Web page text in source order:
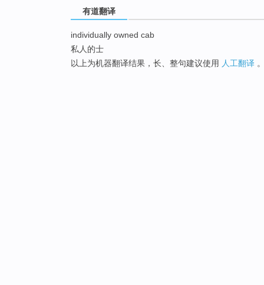
有道翻译
individually owned cab
私人的士
以上为机器翻译结果，长、整句建议使用 人工翻译